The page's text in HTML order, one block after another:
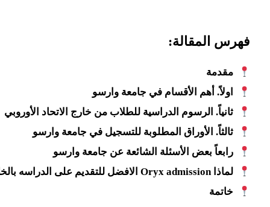
فهرس المقالة:
مقدمة
اولاً. أهم الأقسام في جامعة وارسو
ثانياً. الرسوم الدراسية للطلاب من خارج الاتحاد الأوروبي
ثالثاً. الأوراق المطلوبة للتسجيل في جامعة وارسو
رابعاً بعض الأسئلة الشائعة عن جامعة وارسو
لماذا Oryx admission الافضل للتقديم على الدراسه بالخارج للطلاب؟
خاتمة